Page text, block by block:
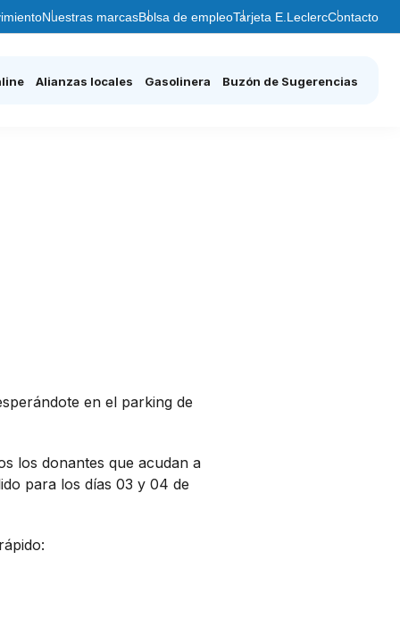
Nuestras marcasBolsa de empleoTarjeta E.LeclercContacto
Alianzas locales Gasolinera Buzón de Sugerencias
en el parking de
los donantes que acudan a
para los días 03 y 04 de